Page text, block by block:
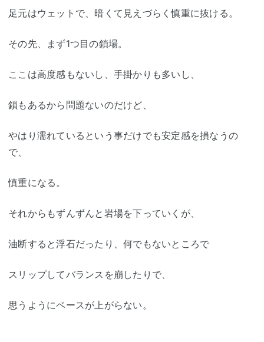
足元はウェットで、暗くて見えづらく慎重に抜ける。
その先、まず1つ目の鎖場。
ここは高度感もないし、手掛かりも多いし、
鎖もあるから問題ないのだけど、
やはり濡れているという事だけでも安定感を損なうの
で、
慎重になる。
それからもずんずんと岩場を下っていくが、
油断すると浮石だったり、何でもないところで
スリップしてバランスを崩したりで、
思うようにペースが上がらない。